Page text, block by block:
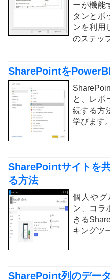
ーが機能
タンとボ
ンを利用
のステッ
SharePointを
と、レポ
続する方
学びます。
SharePointサイトを
る方法
個人やグ
ン、コラ
きる
キングツ
SharePoint列のデー